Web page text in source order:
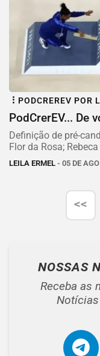
PODCREREV POR
PodCrerEV... De
Definição de pré-
Flor da Rosa;
LEILA ERMEL - 05 DE AGO
<<
NOSSAS
Receba as